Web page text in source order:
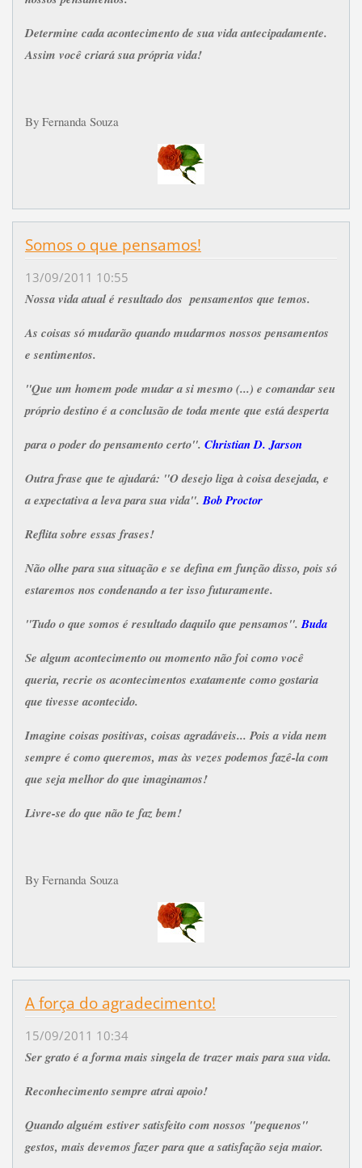
Determine cada acontecimento de sua vida antecipadamente.
Assim você criará sua própria vida!
By Fernanda Souza
Somos o que pensamos!
13/09/2011 10:55
Nossa vida atual é resultado dos pensamentos que temos.
As coisas só mudarão quando mudarmos nossos pensamentos
e sentimentos.
"Que um homem pode mudar a si mesmo (...) e comandar seu
próprio destino é a conclusão de toda mente que está desperta
para o poder do pensamento certo". Christian D. Jarson
Outra frase que te ajudará: "O desejo liga à coisa desejada, e
a expectativa a leva para sua vida".Bob Proctor
Reflita sobre essas frases!
Não olhe para sua situação e se defina em função disso, pois só
estaremos nos condenando a ter isso futuramente.
"Tudo o que somos é resultado daquilo que pensamos".Buda
Se algum acontecimento ou momento não foi como você
queria, recrie os acontecimentos exatamente como gostaria
que tivesse acontecido.
Imagine coisas positivas, coisas agradáveis... Pois a vida nem
sempre é como queremos, mas às vezes podemos fazê-la com
que seja melhor do que imaginamos!
Livre-se do que não te faz bem!
By Fernanda Souza
A força do agradecimento!
15/09/2011 10:34
Ser grato é a forma mais singela de trazer mais para sua vida.
Reconhecimento sempre atrai apoio!
Quando alguém estiver satisfeito com nossos "pequenos"
gestos, mais devemos fazer para que a satisfação seja maior.